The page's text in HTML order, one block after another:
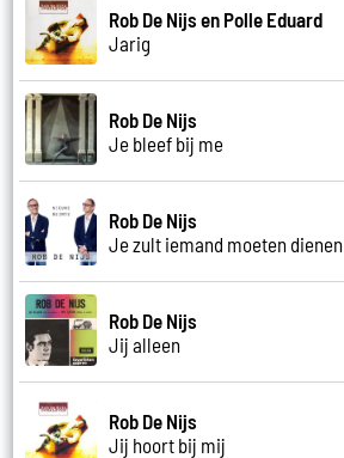
Rob De Nijs en Polle Eduard
Jarig
Rob De Nijs
Je bleef bij me
Rob De Nijs
Je zult iemand moeten dienen
Rob De Nijs
Jij alleen
Rob De Nijs
Jij hoort bij mij